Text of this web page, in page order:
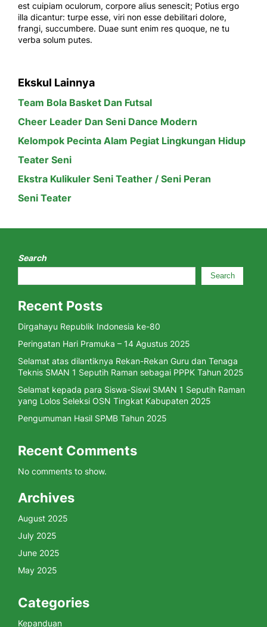
est cuipiam oculorum, corpore alius senescit; Potius ergo
illa dicantur: turpe esse, viri non esse debilitari dolore,
frangi, succumbere. Duae sunt enim res quoque, ne tu
verba solum putes.
Ekskul Lainnya
Team Bola Basket Dan Futsal
Cheer Leader Dan Seni Dance Modern
Kelompok Pecinta Alam Pegiat Lingkungan Hidup
Teater Seni
Ekstra Kulikuler Seni Teather / Seni Peran
Seni Teater
Search
Search
Recent Posts
Dirgahayu Republik Indonesia ke-80
Peringatan Hari Pramuka – 14 Agustus 2025
Selamat atas dilantiknya Rekan-Rekan Guru dan Tenaga
Teknis SMAN 1 Seputih Raman sebagai PPPK Tahun 2025
Selamat kepada para Siswa-Siswi SMAN 1 Seputih Raman
yang Lolos Seleksi OSN Tingkat Kabupaten 2025
Pengumuman Hasil SPMB Tahun 2025
Recent Comments
No comments to show.
Archives
August 2025
July 2025
June 2025
May 2025
Categories
Kepanduan